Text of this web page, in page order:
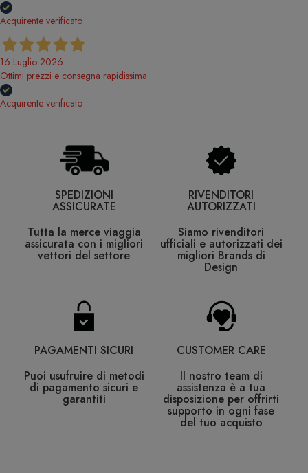
Acquirente verificato
16 Luglio 2026
Ottimi prezzi e consegna rapidissima
Acquirente verificato
SPEDIZIONI
ASSICURATE
Tutta la merce viaggia
assicurata con i migliori
vettori del settore
RIVENDITORI
AUTORIZZATI
Siamo rivenditori
ufficiali e autorizzati dei
migliori Brands di
Design
PAGAMENTI SICURI
Puoi usufruire di metodi
di pagamento sicuri e
garantiti
CUSTOMER CARE
Il nostro team di
assistenza è a tua
disposizione per offrirti
supporto in ogni fase
del tuo acquisto